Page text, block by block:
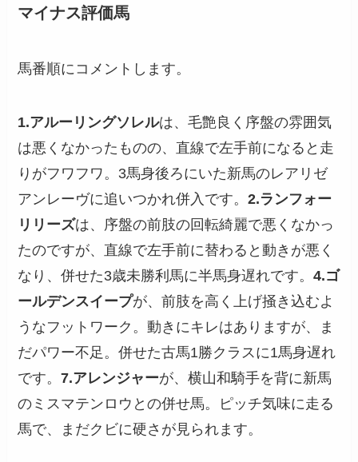
マイナス評価馬
馬番順にコメントします。
1.アルーリングソレルは、毛艶良く序盤の雰囲気
は悪くなかったものの、直線で左手前になると走
りがフワフワ。3馬身後ろにいた新馬のレアリゼ
アンレーヴに追いつかれ併入です。2.ランフォー
リリーズは、序盤の前肢の回転綺麗で悪くなかっ
たのですが、直線で左手前に替わると動きが悪く
なり、併せた3歳未勝利馬に半馬身遅れです。4.ゴ
ールデンスイープが、前肢を高く上げ掻き込むよ
うなフットワーク。動きにキレはありますが、ま
だパワー不足。併せた古馬1勝クラスに1馬身遅れ
です。7.アレンジャーが、横山和騎手を背に新馬
のミスマテンロウとの併せ馬。ピッチ気味に走る
馬で、まだクビに硬さが見られます。